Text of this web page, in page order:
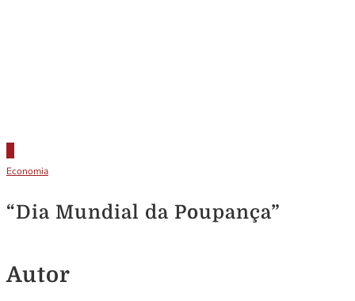
Economia
“Dia Mundial da Poupança”
Autor